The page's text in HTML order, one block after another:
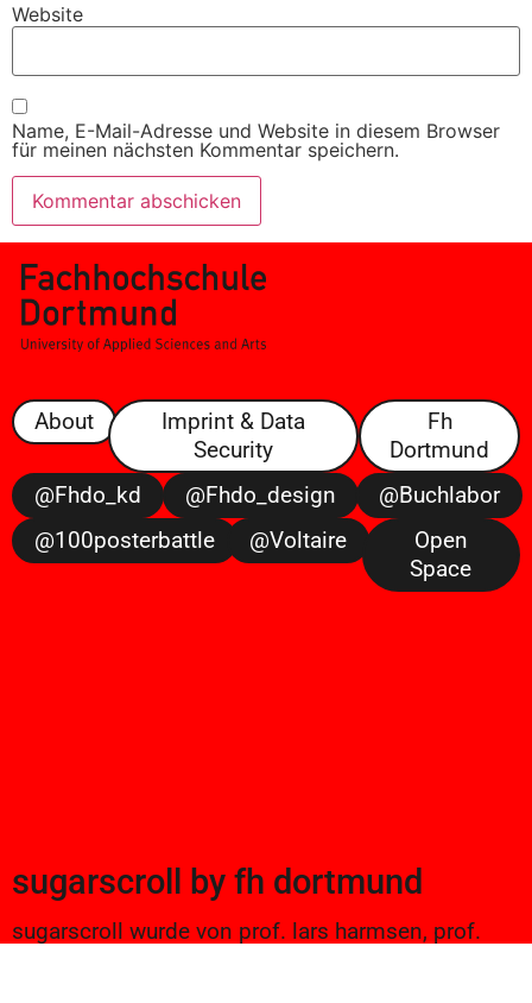
Website
Name, E-Mail-Adresse und Website in diesem Browser
für meinen nächsten Kommentar speichern.
About
Imprint & Data
Security
Fh
Dortmund
@fhdo_kd
@fhdo_design
@buchlabor
@100posterbattle
@voltaire
Open
Space
sugarscroll by fh dortmund
sugarscroll wurde von prof. lars harmsen, prof.